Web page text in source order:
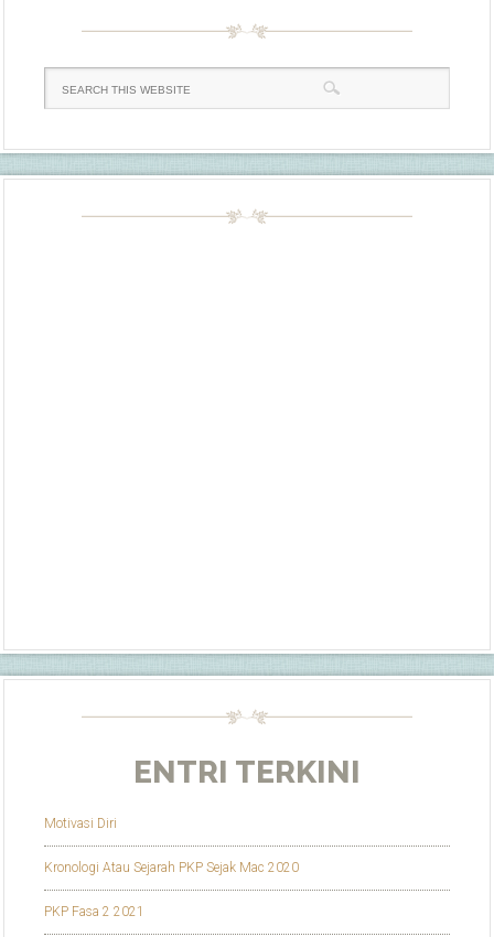
ENTRI TERKINI
Motivasi Diri
Kronologi Atau Sejarah PKP Sejak Mac 2020
PKP Fasa 2 2021